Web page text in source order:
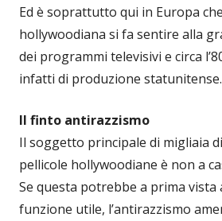
Ed è soprattutto qui in Europa
hollywoodiana si fa sentire alla
dei programmi televisivi e circa
infatti di produzione statunitense.
Il finto antirazzismo
Il soggetto principale di migliaia
pellicole hollywoodiane è non a
Se questa potrebbe a prima vista
funzione utile, l’antirazzismo